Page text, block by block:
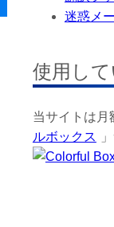
迷惑メ
使用し
当サイトは月
ルボックス